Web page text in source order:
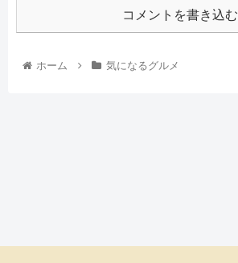
コメントを書き込む
ホーム 気になるグルメ